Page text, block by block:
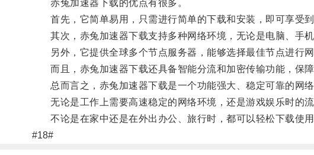
赤兔加速器下载的优点有很多。
首先，它简单易用，只需进行简单的下载和安装，即可享受到
其次，赤兔加速器下载支持多种网络环境，无论是电脑、手机
另外，它提供全球多个节点服务器，能够选择最佳节点进行网
而且，赤兔加速器下载还具备智能分流和加密传输功能，保障
总而言之，赤兔加速器下载是一个功能强大、稳定可靠的网络
无论是工作上需要高速稳定的网络环境，还是游戏娱乐时的流
不论是在家中还是在外出办公、旅行时，都可以轻松下载使用
#18#